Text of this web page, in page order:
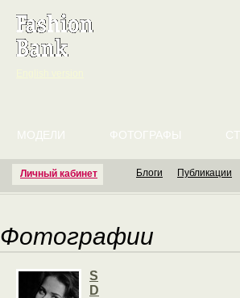
Личный кабинет
МОДЕЛИ ФОТОГРАФЫ
Блоги Публикации
Фотографии
S
D